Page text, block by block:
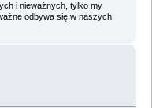
i nieważnych, tylko my
odbywa się w naszych